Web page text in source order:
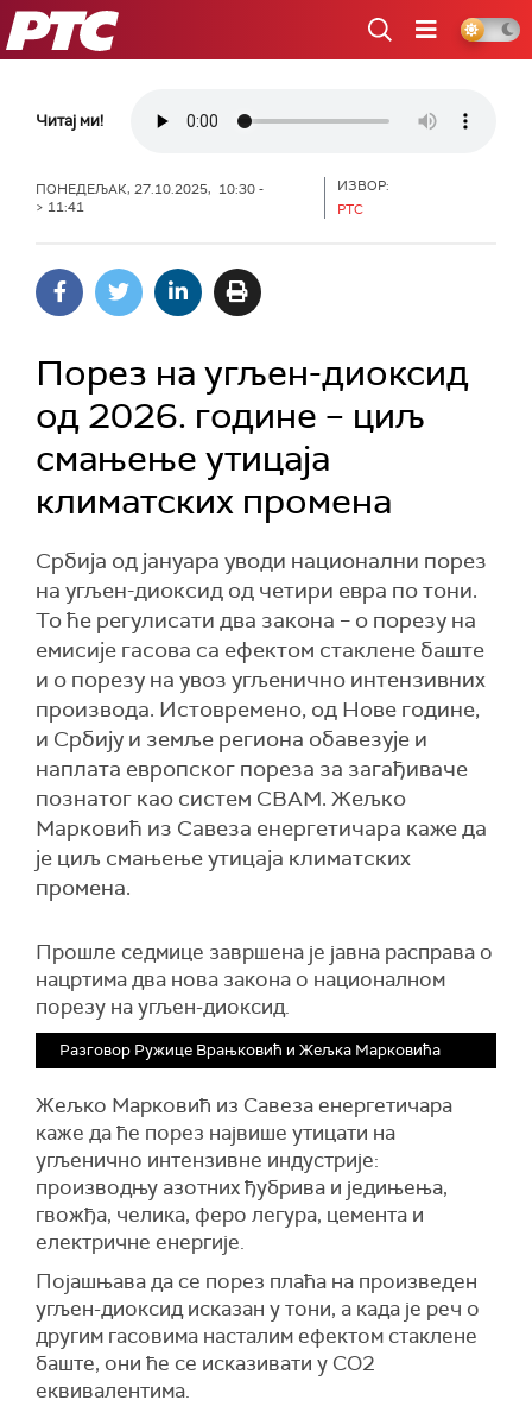
РТС
Читај ми!
ПОНЕДЕЉАК, 27.10.2025, 10:30 -
> 11:41
ИЗВОР:
РТС
Порез на угљен-диоксид
од 2026. године – циљ
смањење утицаја
климатских промена
Србија од јануара уводи национални порез
на угљен-диоксид од четири евра по тони.
То ће регулисати два закона – о порезу на
емисије гасова са ефектом стаклене баште
и о порезу на увоз угљенично интензивних
производа. Истовремено, од Нове године,
и Србију и земље региона обавезује и
наплата европског пореза за загађиваче
познатог као систем CBAM. Жељко
Марковић из Савеза енергетичара каже да
је циљ смањење утицаја климатских
промена.
Прошле седмице завршена је јавна расправа о
нацртима два нова закона о националном
порезу на угљен-диоксид.
Разговор Ружице Врањковић и Жељка Марковића
Жељко Марковић из Савеза енергетичара
каже да ће порез највише утицати на
угљенично интензивне индустрије:
производњу азотних ђубрива и једињења,
гвожђа, челика, феро легура, цемента и
електричне енергије.
Појашњава да се порез плаћа на произведен
угљен-диоксидисказан у тони, а када је реч о
другим гасовима насталим ефектом стаклене
баште, они ће се исказивати у CO2
еквивалентима.